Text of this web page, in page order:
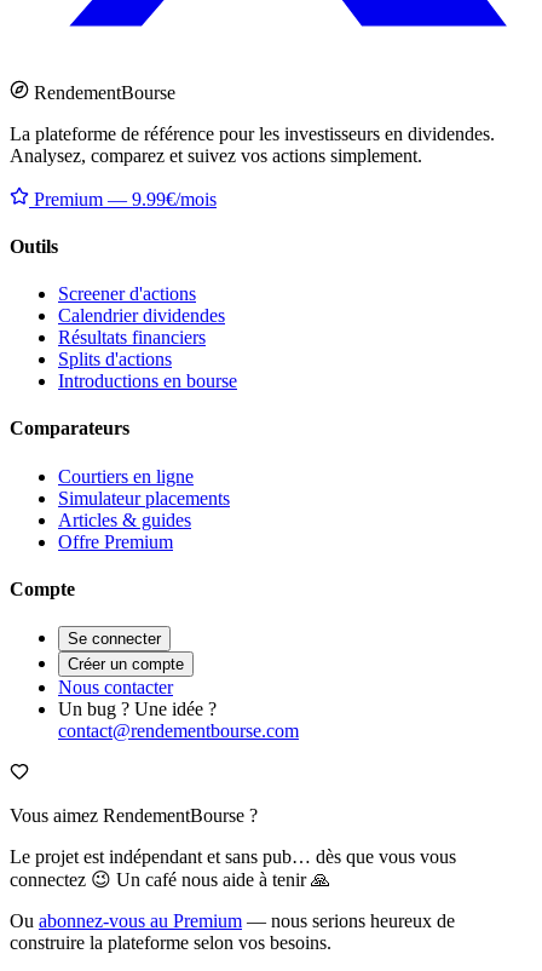
RendementBourse
La plateforme de référence pour les investisseurs en dividendes.
Analysez, comparez et suivez vos actions simplement.
Premium — 9.99€/mois
Outils
Screener d'actions
Calendrier dividendes
Résultats financiers
Splits d'actions
Introductions en bourse
Comparateurs
Courtiers en ligne
Simulateur placements
Articles & guides
Offre Premium
Compte
Se connecter
Créer un compte
Nous contacter
Un bug ? Une idée ?
contact@rendementbourse.com
Vous aimez RendementBourse ?
Le projet est indépendant et sans pub… dès que vous vous
connectez 😉 Un café nous aide à tenir 🙏
Ou abonnez-vous au Premium — nous serions heureux de
construire la plateforme selon vos besoins.